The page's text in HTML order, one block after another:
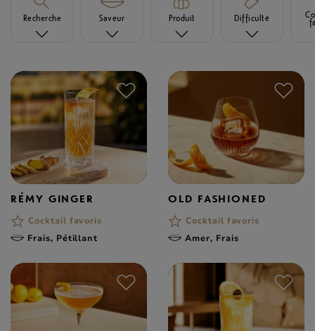
Recherche Saveur Produit Difficulté
RÉMY GINGER
Cocktail favoris
Frais, Pétillant
OLD FASHIONED
Cocktail favoris
Amer, Frais